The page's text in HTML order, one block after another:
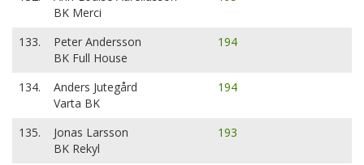
BK Merci
133.
Peter Andersson
BK Full House
194
134.
Anders Jutegård
Varta BK
194
135.
Jonas Larsson
BK Rekyl
193